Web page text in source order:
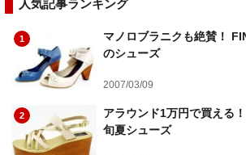
人気記事ランキング
1
マノロブラニクも絶賛！
のシューズ
2007/03/09
2
アラウンド1万円で買える
旬夏シューズ